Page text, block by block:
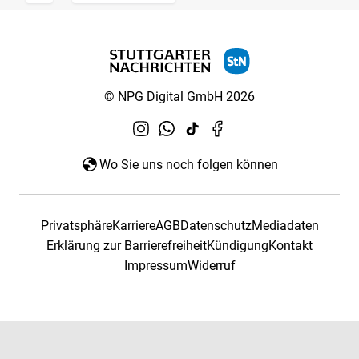
© NPG Digital GmbH 2026
Wo Sie uns noch folgen können
PrivatsphäreKarriereAGBDatenschutzMediadaten
Erklärung zur BarrierefreiheitKündigungKontakt
ImpressumWiderruf